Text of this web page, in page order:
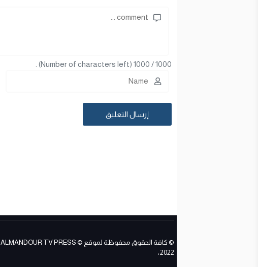
1000
/
1000
(Number of characters left) .
© كافة الحقوق محفوظة لموقع ALMANDOUR TV PRESS ©
2022 ،